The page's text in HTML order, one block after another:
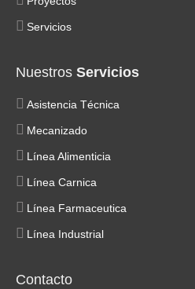
Servicios
Nuestros Servicios
Asistencia Técnica
Mecanizado
Línea Alimenticia
Línea Carnica
Línea Farmaceutica
Línea Industrial
Contacto